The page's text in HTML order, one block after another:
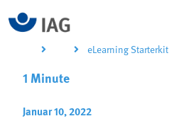
eLearning Starterkit
1 Minute
Januar 10, 2022